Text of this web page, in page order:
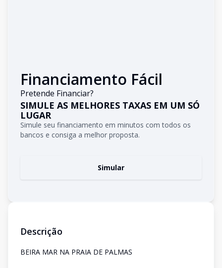
Financiamento Fácil
Pretende Financiar?
SIMULE AS MELHORES TAXAS EM UM SÓ
LUGAR
Simule seu financiamento em minutos com todos os
bancos e consiga a melhor proposta.
Simular
Descrição
BEIRA MAR NA PRAIA DE PALMAS